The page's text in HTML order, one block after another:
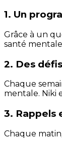
1. Un
Grâce à un
santé
2. Des
Chaque
mentale. Niki
3. Rappels
Chaque